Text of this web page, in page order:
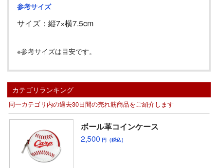
参考サイズ
サイズ：縦7×横7.5cm
※参考サイズは目安です。
カテゴリランキング
同一カテゴリ内の過去30日間の売れ筋商品をご紹介します
ボール革コインケース
2,500 円（税込）